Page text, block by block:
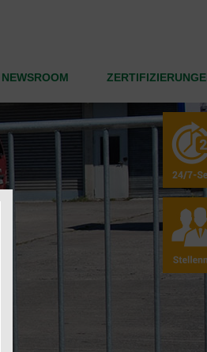
NEWSROOM